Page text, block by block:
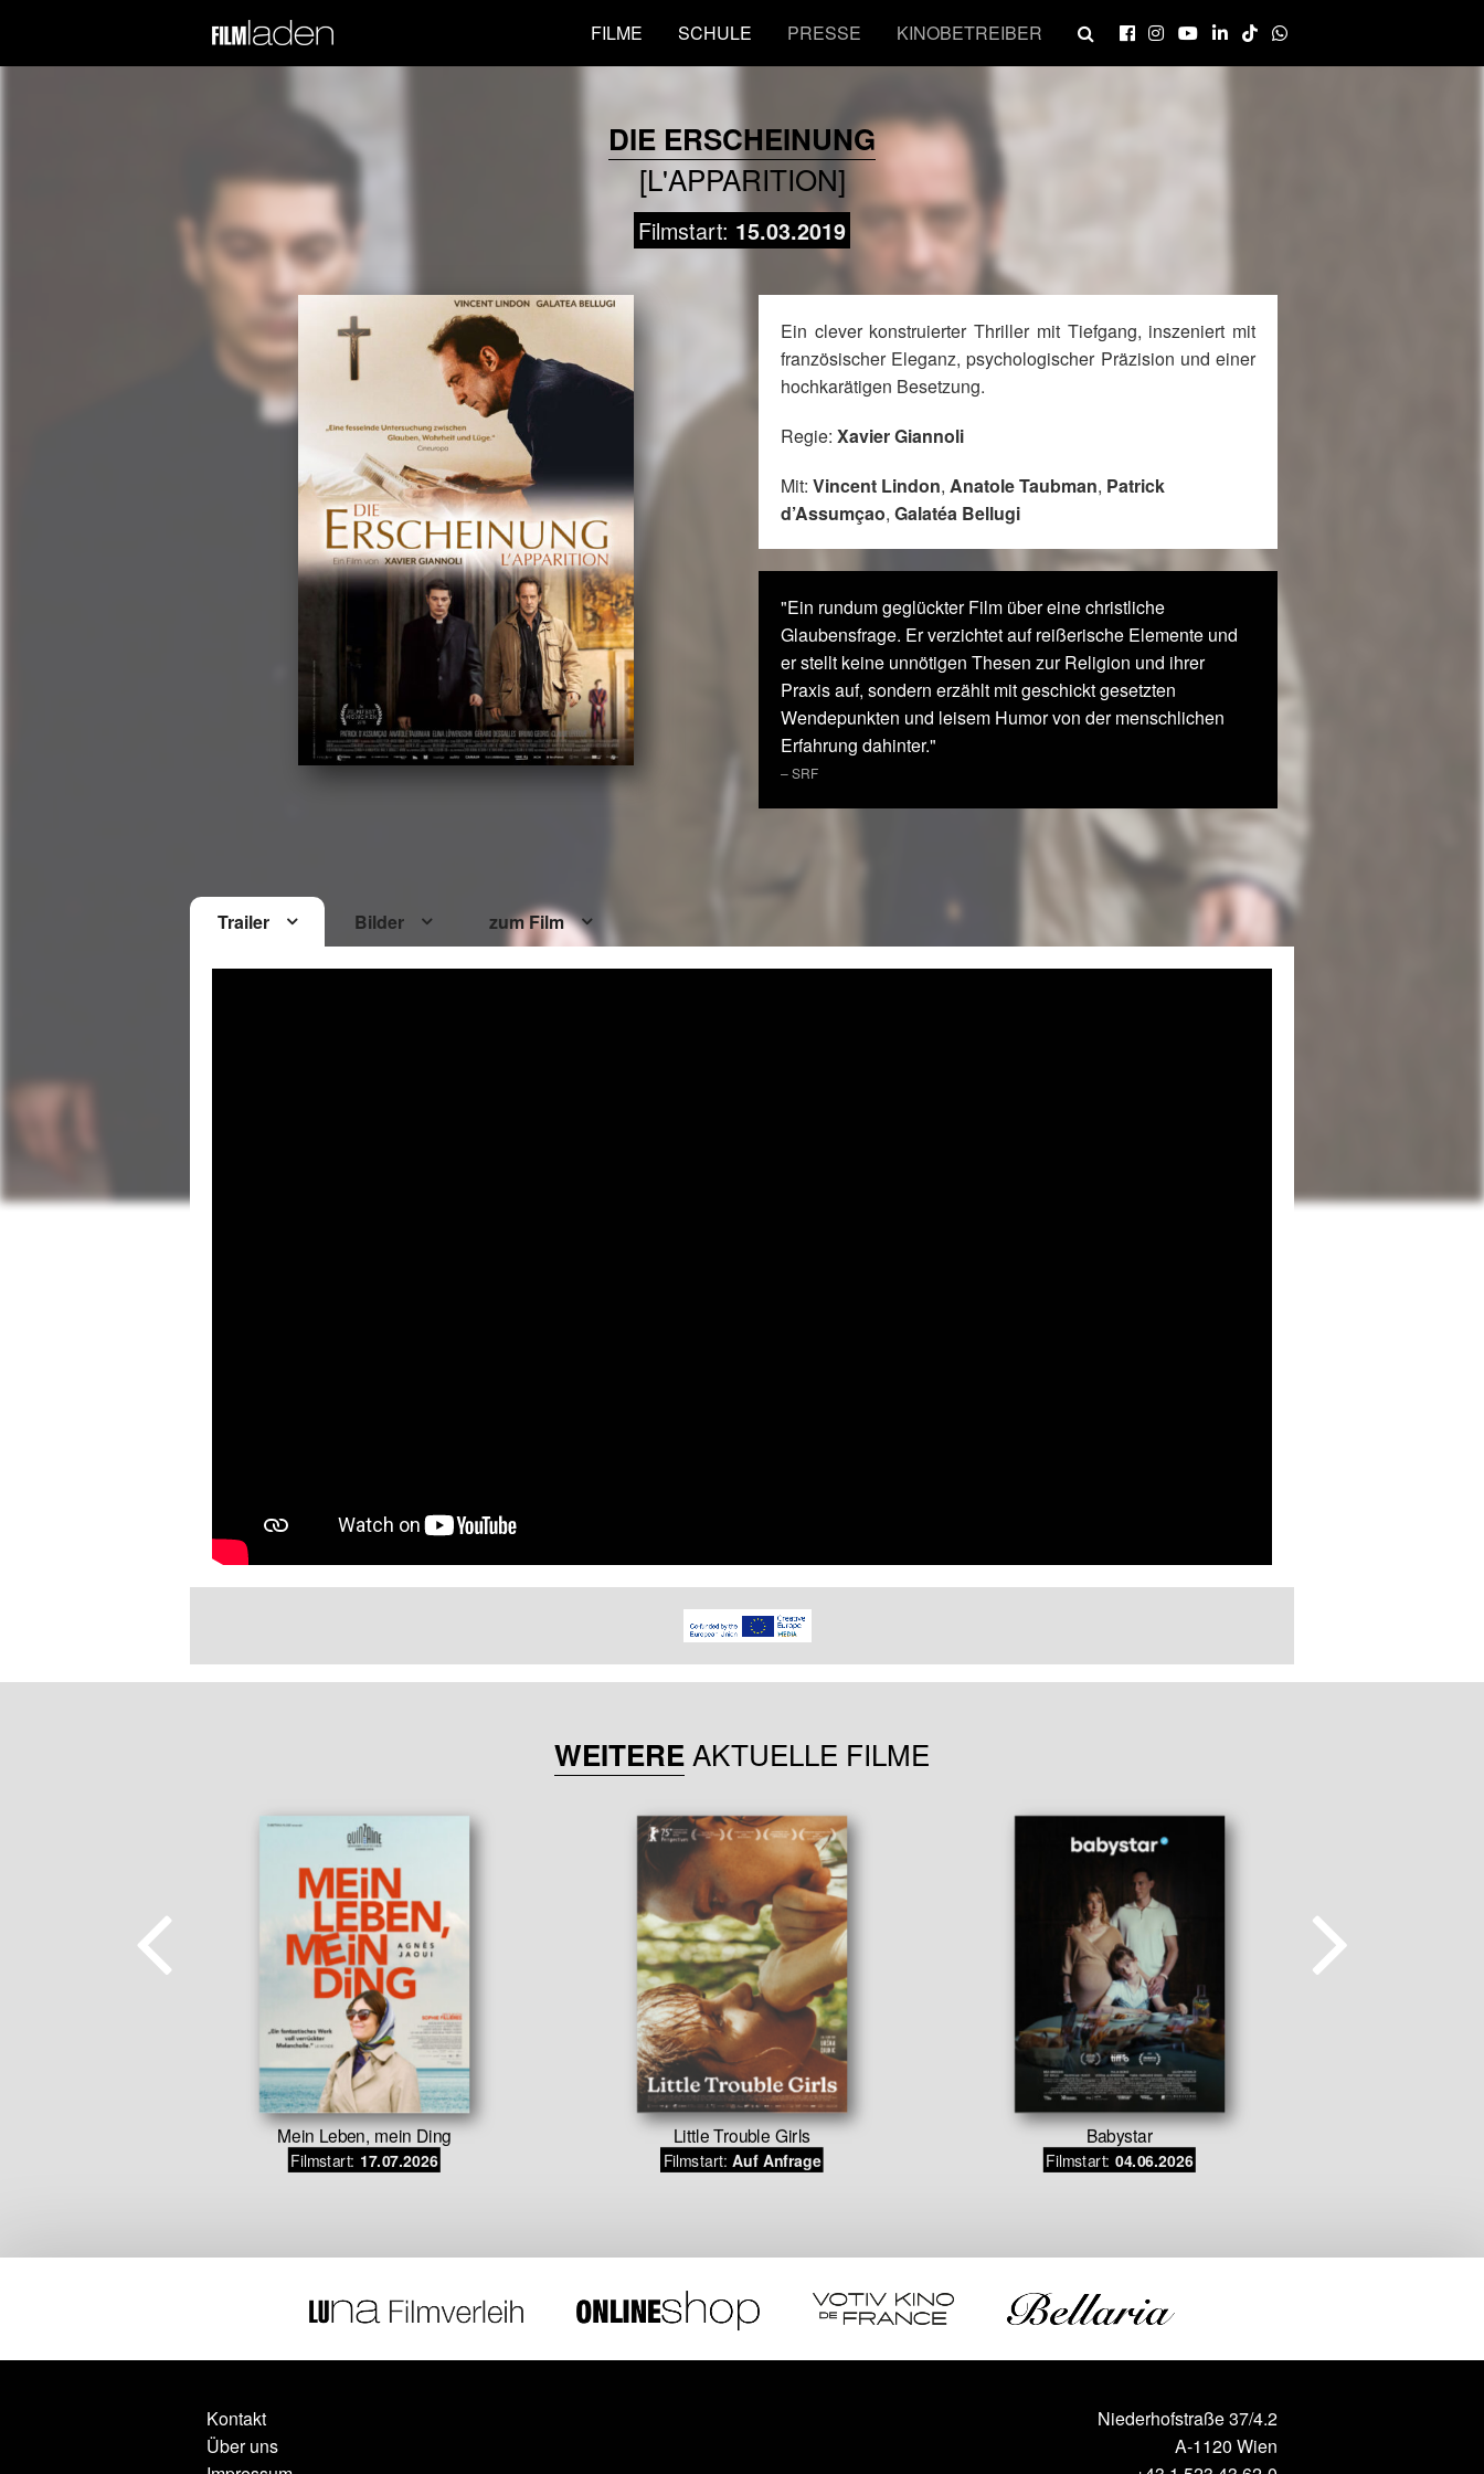
FILME SCHULE PRESSE KINOBETREIBER
DIE ERSCHEINUNG
[L'APPARITION]
Filmstart: 15.03.2019
Ein clever konstruierter Thriller mit Tiefgang, inszeniert mit
französischer Eleganz, psychologischer Präzision und einer
hochkarätigen Besetzung.
Regie: Xavier Giannoli
Mit: Vincent Lindon, Anatole Taubman, Patrick
d’Assumçao, Galatéa Bellugi
"Ein rundum geglückter Film über eine christliche
Glaubensfrage. Er verzichtet auf reißerische Elemente und
er stellt keine unnötigen Thesen zur Religion und ihrer
Praxis auf, sondern erzählt mit geschickt gesetzten
Wendepunkten und leisem Humor von der menschlichen
Erfahrung dahinter."
– SRF
Trailer Bilder zum Film
WEITERE AKTUELLE FILME
Mein Leben, mein Ding
Filmstart: 17.07.2026
Little Trouble Girls
Filmstart: Auf Anfrage
Babystar
Filmstart: 04.06.2026
Kontakt
Über uns
Niederhofstraße 37/4.2
A-1120 Wien